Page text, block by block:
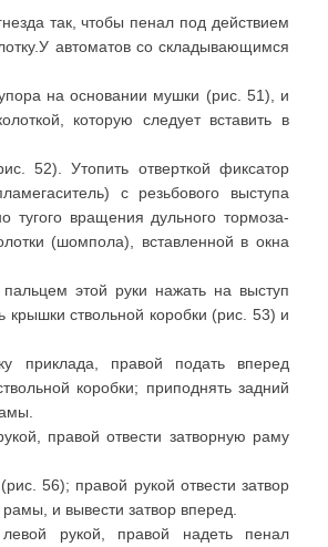
так, чтобы пенал под действием
автоматов со складывающимся
на основании мушки (рис. 51), и
которую следует вставить в
52). Утопить отверткой фиксатор
с резьбового выступа
вращения дульного тормоза-
(шомпола), вставленной в окна
этой руки нажать на выступ
ствольной коробки (рис. 53) и
приклада, правой подать вперед
коробки; приподнять задний
правой отвести затворную раму
56); правой рукой отвести затвор
и вывести затвор вперед.
рукой, правой надеть пенал